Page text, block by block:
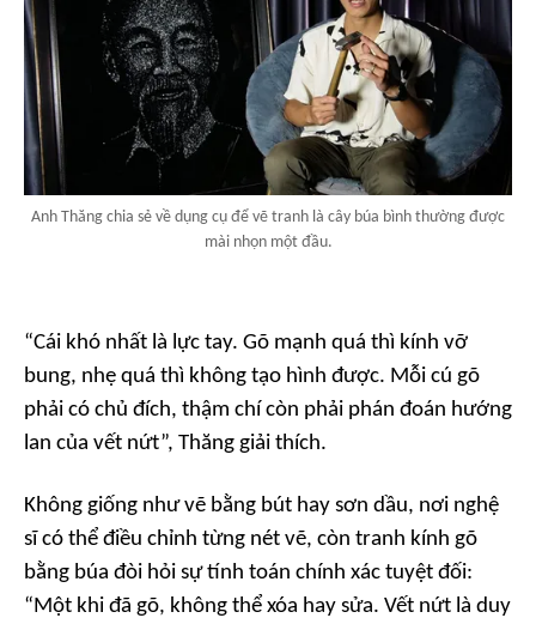
Anh Thăng chia sẻ về dụng cụ để vẽ tranh là cây búa bình thường được
mài nhọn một đầu.
“Cái khó nhất là lực tay. Gõ mạnh quá thì kính vỡ
bung, nhẹ quá thì không tạo hình được. Mỗi cú gõ
phải có chủ đích, thậm chí còn phải phán đoán hướng
lan của vết nứt”, Thăng giải thích.
Không giống như vẽ bằng bút hay sơn dầu, nơi nghệ
sĩ có thể điều chỉnh từng nét vẽ, còn tranh kính gõ
bằng búa đòi hỏi sự tính toán chính xác tuyệt đối:
“Một khi đã gõ, không thể xóa hay sửa. Vết nứt là duy